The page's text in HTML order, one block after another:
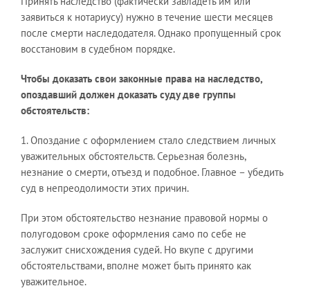
заявиться к нотариусу) нужно в течение шести месяцев
после смерти наследодателя. Однако пропущенный срок
восстановим в судебном порядке.
Чтобы доказать свои законные права на наследство,
опоздавший должен доказать суду две группы
обстоятельств:
1. Опоздание с оформлением стало следствием личных
уважительных обстоятельств. Серьезная болезнь,
незнание о смерти, отъезд и подобное. Главное – убедить
суд в непреодолимости этих причин.
При этом обстоятельство незнание правовой нормы о
полугодовом сроке оформления само по себе не
заслужит снисхождения судей. Но вкупе с другими
обстоятельствами, вполне может быть принято как
уважительное.